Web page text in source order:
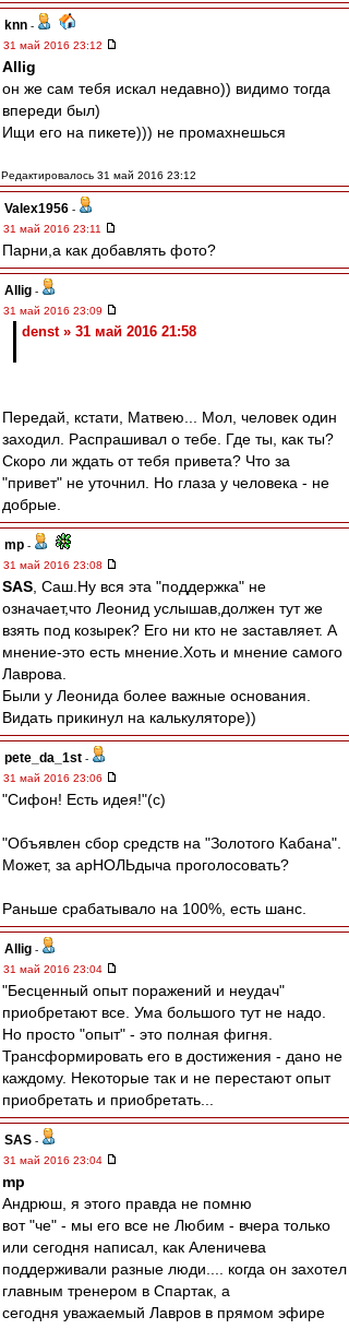
knn -
31 май 2016 23:12
Allig
он же сам тебя искал недавно)) видимо тогда
впереди был)
Ищи его на пикете))) не промахнешься
Редактировалось 31 май 2016 23:12
Valex1956 -
31 май 2016 23:11
Парни,а как добавлять фото?
Allig -
31 май 2016 23:09
denst » 31 май 2016 21:58
Передай, кстати, Матвею... Мол, человек один
заходил. Распрашивал о тебе. Где ты, как ты?
Скоро ли ждать от тебя привета? Что за
"привет" не уточнил. Но глаза у человека - не
добрые.
mp -
31 май 2016 23:08
SAS , Саш.Ну вся эта "поддержка" не
означает,что Леонид услышав,должен тут же
взять под козырек? Его ни кто не заставляет. А
мнение-это есть мнение.Хоть и мнение самого
Лаврова.
Были у Леонида более важные основания.
Видать прикинул на калькуляторе))
pete_da_1st -
31 май 2016 23:06
"Сифон! Есть идея!"(с)
"Объявлен сбор средств на "Золотого Кабана".
Может, за арНОЛЬдыча проголосовать?
Раньше срабатывало на 100%, есть шанс.
Allig -
31 май 2016 23:04
"Бесценный опыт поражений и неудач"
приобретают все. Ума большого тут не надо.
Но просто "опыт" - это полная фигня.
Трансформировать его в достижения - дано не
каждому. Некоторые так и не перестают опыт
приобретать и приобретать...
SAS -
31 май 2016 23:04
mp
Андрюш, я этого правда не помню
вот "че" - мы его все не Любим - вчера только
или сегодня написал, как Аленичева
поддерживали разные люди.... когда он захотел
главным тренером в Спартак, а
сегодня уважаемый Лавров в прямом эфире